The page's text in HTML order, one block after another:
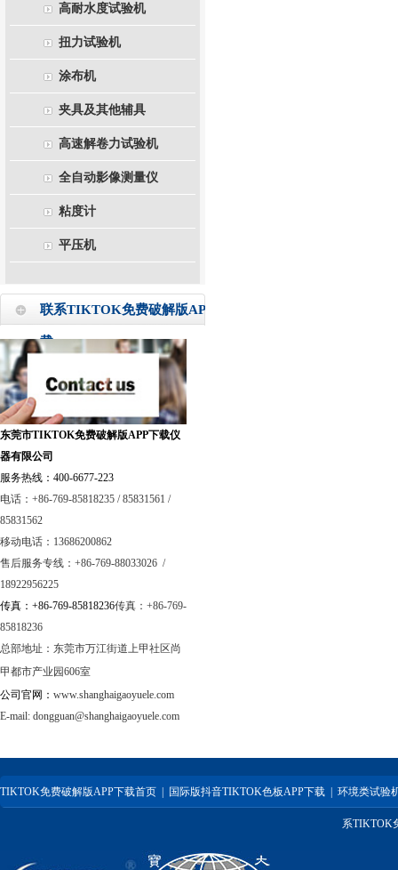
高耐水度试验机
扭力试验机
涂布机
夹具及其他辅具
高速解卷力试验机
全自动影像测量仪
粘度计
平压机
联系TIKTOK免费破解版APP下
载
东莞市TIKTOK免费破解版APP下载仪
器有限公司
服务热线：400-6677-223
电话：+86-769-85818235 / 85831561 /
85831562
移动电话：13686200862
售后服务专线：+86-769-88033026 /
18922956225
传真：+86-769-85818236传真：+86-769-
85818236
总部地址： 东莞市万江街道上甲社区尚
甲都市产业园606室
公司官网： www.shanghaigaoyuele.com
E-mail: dongguan@shanghaigaoyuele.com
TIKTOK免费破解版APP下载首页 国际版抖音TIKTOK色板APP下载 环境类试验
系TIKTOK